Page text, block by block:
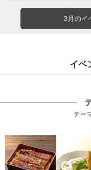
3月のイ
イベ
テー